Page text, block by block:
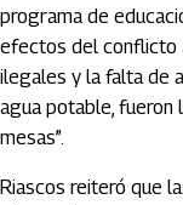
programa de
efectos del conflicto
ilegales y la falta de
agua potable, fueron
mesas”.
Riascos reiteró que